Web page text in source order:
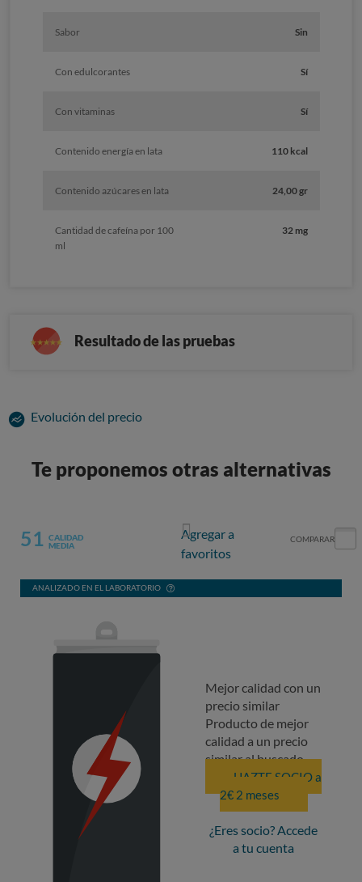
Sabor Sin
Con edulcorantes Sí
Con vitaminas Sí
Contenido energía en lata 110 kcal
Contenido azúcares en lata 24,00 gr
Cantidad de cafeína por 100
ml
32 mg
Resultado de las pruebas
Evolución del precio
Te proponemos otras alternativas
51 CALIDAD
MEDIA
Agregar a
favoritos
COMPARAR
ANALIZADO EN EL LABORATORIO
Mejor calidad con un
precio similar
Producto de mejor
calidad a un precio
similar al buscado
HAZTE SOCIO a
2€ 2 meses
¿Eres socio? Accede
a tu cuenta